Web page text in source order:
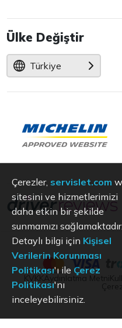
Ülke Değiştir
Türkiye
Aydınlatma Metni
Çerezler, servislet.com
sitesini ve hizmetlerimizi
daha etkin bir şekilde
sunmamızı sağlamaktadır.
Detaylı bilgi için Kişisel
Verilerin Korunması
Politikası'ı ile Çerez
Politikası'nı
inceleyebilirsiniz.